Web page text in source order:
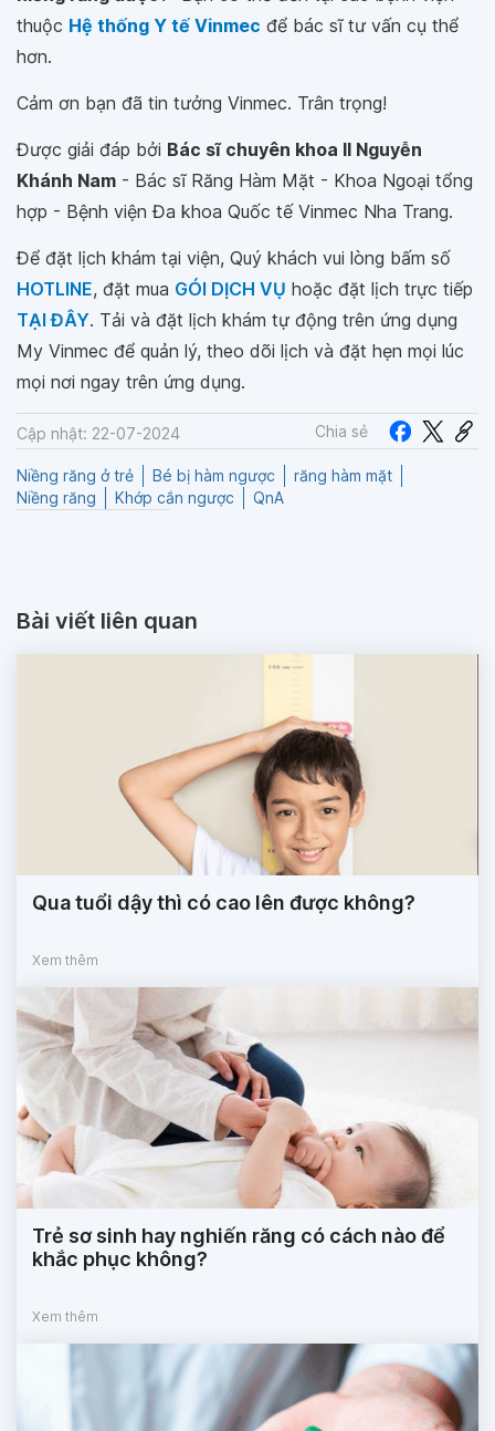
thuộc Hệ thống Y tế Vinmec để bác sĩ tư vấn cụ thể
hơn.
Cảm ơn bạn đã tin tưởng Vinmec. Trân trọng!
Được giải đáp bởi Bác sĩ chuyên khoa II Nguyễn
Khánh Nam - Bác sĩ Răng Hàm Mặt - Khoa Ngoại tổng
hợp - Bệnh viện Đa khoa Quốc tế Vinmec Nha Trang.
Để đặt lịch khám tại viện, Quý khách vui lòng bấm số
HOTLINE, đặt mua GÓI DỊCH VỤ hoặc đặt lịch trực tiếp
TẠI ĐÂY. Tải và đặt lịch khám tự động trên ứng dụng
My Vinmec để quản lý, theo dõi lịch và đặt hẹn mọi lúc
mọi nơi ngay trên ứng dụng.
Cập nhật: 22-07-2024 Chia sẻ
Niềng răng ở trẻ Bé bị hàm ngược
răng hàm mặt
Niềng răng
Khớp cắn ngược QnA
Bài viết liên quan
Qua tuổi dậy thì có cao lên được không?
Xem thêm
Trẻ sơ sinh hay nghiến răng có cách nào để
khắc phục không?
Xem thêm